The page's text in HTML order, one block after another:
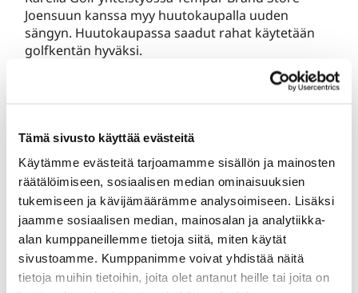
Tämä sivusto käyttää evästeitä
Käytämme evästeitä tarjoamamme sisällön ja mainosten
räätälöimiseen, sosiaalisen median ominaisuuksien
tukemiseen ja kävijämäärämme analysoimiseen. Lisäksi
jaamme sosiaalisen median, mainosalan ja analytiikka-
alan kumppaneillemme tietoja siitä, miten käytät
sivustoamme. Kumppanimme voivat yhdistää näitä
tietoja muihin tietoihin, joita olet antanut heille tai joita on
Joensuun kanssa myy huutokaupalla uuden
sängyn. Huutokaupassa saadut rahat käytetään
golfkentän hyväksi.
Pilkonpuiston golfalue
avoinna keskiviikkoon asti